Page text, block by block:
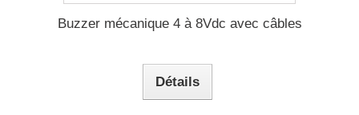
Buzzer mécanique 4 à 8Vdc avec câbles
Détails